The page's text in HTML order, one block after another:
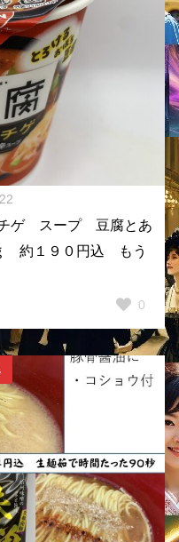
ゲ スープ 豆腐とあ
約１９０円込 もう
0